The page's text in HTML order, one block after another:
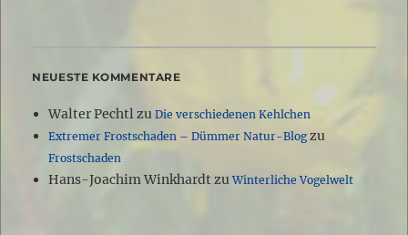
NEUESTE KOMMENTARE
Walter Pechtlzu Die verschiedenen Kehlchen
Extremer Frostschaden – Dümmer Natur-Blogzu
Frostschaden
Hans-Joachim WinkhardtzuWinterliche Vogelwelt